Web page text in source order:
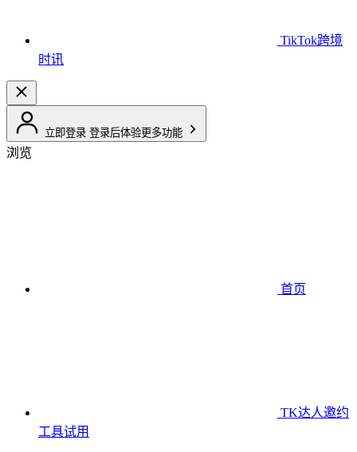
TikTok跨境
时讯
立即登录 登录后体验更多功能
浏览
首页
TK达人邀约
工具试用